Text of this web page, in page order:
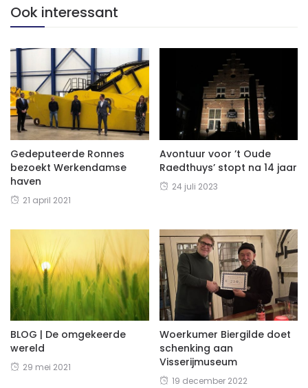
Ook interessant
Gedeputeerde Ronnes
bezoekt Werkendamse
haven
21 april 2021
Avontuur voor ’t Oude
Raedthuys’ stopt na 14 jaar
24 juli 2023
BLOG | De omgekeerde
wereld
29 mei 2021
Woerkumer Biergilde doet
schenking aan
Visserijmuseum
19 december 2022